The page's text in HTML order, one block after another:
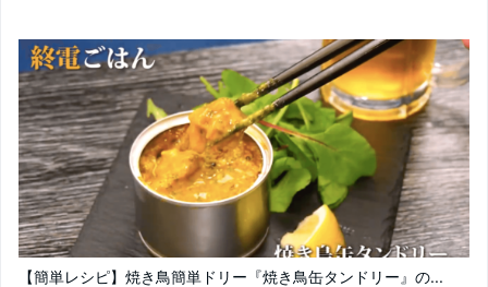
【簡単レシピ】焼き鳥簡単ドリー『焼き鳥缶タンドリー』の...